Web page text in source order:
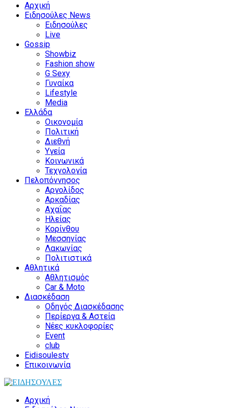
Αρχική
Ειδησούλες News
Ειδησούλες
Live
Gossip
Showbiz
Fashion show
G Sexy
Γυναίκα
Lifestyle
Media
Ελλάδα
Οικονομία
Πολιτική
Διεθνή
Υγεία
Κοινωνικά
Τεχνολογία
Πελοπόννησος
Αργολίδος
Αρκαδίας
Αχαΐας
Ηλείας
Κορίνθου
Μεσσηνίας
Λακωνίας
Πολιτιστικά
Αθλητικά
Αθλητισμός
Car & Moto
Διασκέδαση
Οδηγός Διασκέδασης
Περίεργα & Αστεία
Νέες κυκλοφορίες
Event
club
Eidisoulestv
Επικοινωνία
Αρχική